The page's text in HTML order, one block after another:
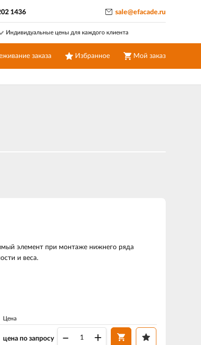
1436
заказа Избранное Мой заказ
Индивидуальные цены для каждого клиента
sale@efacade.ru
элемент при монтаже нижнего ряда
и веса.
Цена
цена по запросу – +